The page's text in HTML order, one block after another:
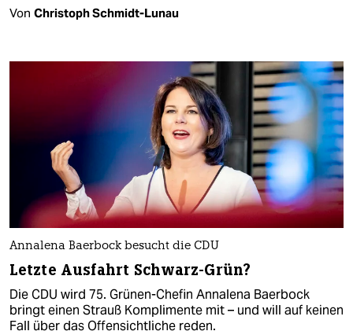
Von Christoph Schmidt-Lunau
Annalena Baerbock besucht die CDU
Letzte Ausfahrt Schwarz-Grün?
Die CDU wird 75. Grünen-Chefin Annalena Baerbock
bringt einen Strauß Komplimente mit – und will auf keinen
Fall über das Offensichtliche reden.